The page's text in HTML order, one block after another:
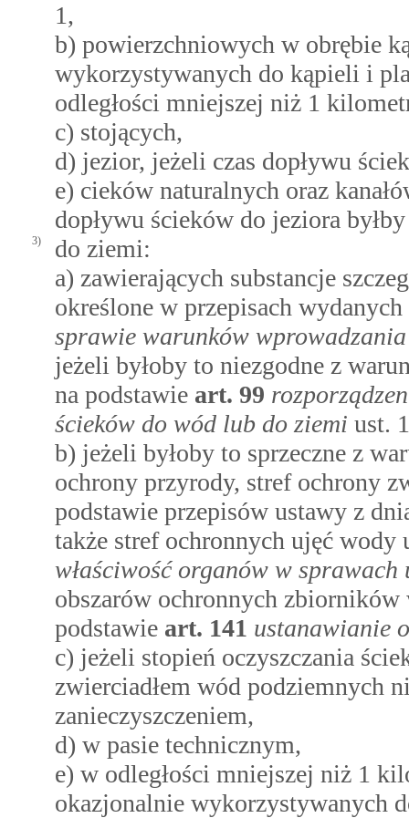
1,
b) powierzchniowych w obrębie
wykorzystywanych do kąpieli i
odległości mniejszej niż 1
c) stojących,
d) jezior, jeżeli czas dopływu
e) cieków naturalnych oraz
dopływu ścieków do jeziora
3)
do ziemi:
a) zawierających substancje
określone w przepisach
sprawie warunków
jeżeli byłoby to niezgodne z
na podstawie art. 99
ścieków do wód lub do ziemi ust.
b) jeżeli byłoby to sprzeczne z
ochrony przyrody, stref ochrony
podstawie przepisów ustawy z
także stref ochronnych ujęć
właściwość organów w
obszarów ochronnych
podstawie art. 141 ustanawianie
c) jeżeli stopień oczyszczania
zwierciadłem wód podziemnych
zanieczyszczeniem,
d) w pasie technicznym,
e) w odległości mniejszej niż 1
okazjonalnie wykorzystywanych